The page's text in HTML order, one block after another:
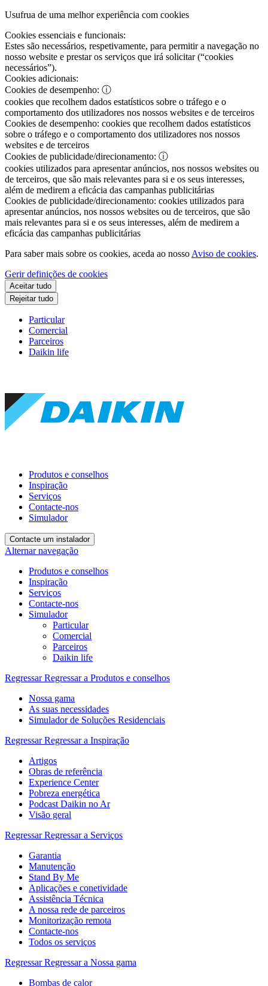
Usufrua de uma melhor experiência com cookies
Cookies essenciais e funcionais:
Estes são necessários, respetivamente, para permitir a navegação no
nosso website e prestar os serviços que irá solicitar (“cookies
necessários”).
Cookies adicionais:
Cookies de desempenho: ⓘ
cookies que recolhem dados estatísticos sobre o tráfego e o
comportamento dos utilizadores nos nossos websites e de terceiros
Cookies de desempenho: cookies que recolhem dados estatísticos
sobre o tráfego e o comportamento dos utilizadores nos nossos
websites e de terceiros
Cookies de publicidade/direcionamento: ⓘ
cookies utilizados para apresentar anúncios, nos nossos websites ou
de terceiros, que são mais relevantes para si e os seus interesses,
além de medirem a eficácia das campanhas publicitárias
Cookies de publicidade/direcionamento: cookies utilizados para
apresentar anúncios, nos nossos websites ou de terceiros, que são
mais relevantes para si e os seus interesses, além de medirem a
eficácia das campanhas publicitárias
Para saber mais sobre os cookies, aceda ao nosso Aviso de cookies.
Gerir definições de cookies
Aceitar tudo
Rejeitar tudo
Particular
Comercial
Parceiros
Daikin life
Produtos e conselhos
Inspiração
Serviços
Contacte-nos
Simulador
Contacte um instalador
Alternar navegação
Produtos e conselhos
Inspiração
Serviços
Contacte-nos
Simulador
Particular
Comercial
Parceiros
Daikin life
Regressar Regressar a Produtos e conselhos
Nossa gama
As suas necessidades
Simulador de Soluções Residenciais
Regressar Regressar a Inspiração
Artigos
Obras de referência
Experience Center
Pobreza energética
Podcast Daikin no Ar
Visão geral
Regressar Regressar a Serviços
Garantia
Manutenção
Stand By Me
Aplicações e conetividade
Assistência Técnica
A nossa rede de parceiros
Monitorização remota
Contacte-nos
Todos os serviços
Regressar Regressar a Nossa gama
Bombas de calor